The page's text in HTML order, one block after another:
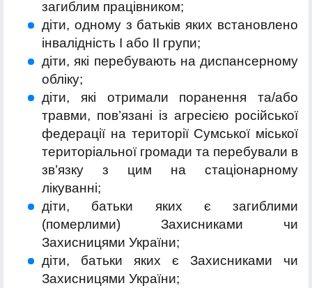
загиблим працівником;
діти, одному з батьків яких встановлено
інвалідність I або II групи;
діти, які перебувають на диспансерному
обліку;
діти, які отримали поранення та/або
травми, пов’язані із агресією російської
федерації на території Сумської міської
територіальної громади та перебували в
зв’язку з цим на стаціонарному
лікуванні;
діти, батьки яких є загиблими
(померлими) Захисниками чи
Захисницями України;
діти, батьки яких є Захисниками чи
Захисницями України;